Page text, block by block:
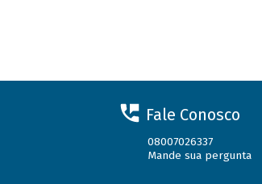
Fale Conosco
08007026337
Mande sua pergunta